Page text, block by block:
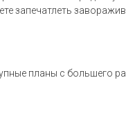
запечатлеть
планы с большего